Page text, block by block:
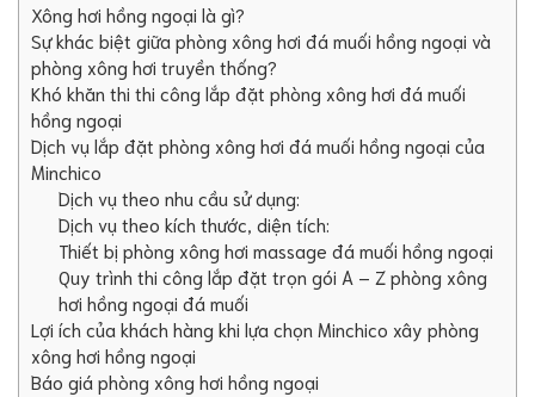
Xông hơi hồng ngoại là gì?
Sự khác biệt giữa phòng xông hơi đá muối hồng ngoại và
phòng xông hơi truyền thống?
Khó khăn thi thi công lắp đặt phòng xông hơi đá muối
hồng ngoại
Dịch vụ lắp đặt phòng xông hơi đá muối hồng ngoại của
Minchico
Dịch vụ theo nhu cầu sử dụng:
Dịch vụ theo kích thước, diện tích:
Thiết bị phòng xông hơi massage đá muối hồng ngoại
Quy trình thi công lắp đặt trọn gói A – Z phòng xông
hơi hồng ngoại đá muối
Lợi ích của khách hàng khi lựa chọn Minchico xây phòng
xông hơi hồng ngoại
Báo giá phòng xông hơi hồng ngoại